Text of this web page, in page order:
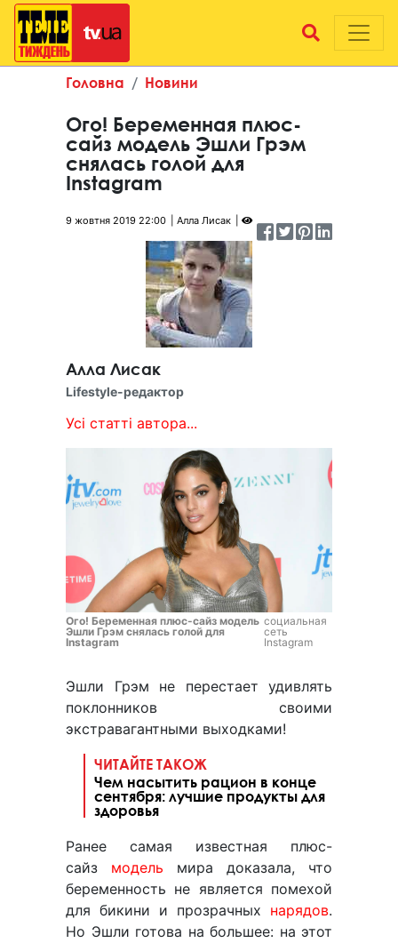
Головна Новини
Ого! Беременная плюс-
сайз модель Эшли Грэм
снялась голой для
Instagram
9 жовтня 2019 22:00 Алла Лисак
Алла Лисак
Lifestyle-редактор
Усі статті автора...
Ого! Беременная плюс-сайз модель
Эшли Грэм снялась голой для
Instagram
социальная
сеть
Instagram
Эшли Грэм не перестает удивлять
поклонников своими
экстравагантными выходками!
ЧИТАЙТЕ ТАКОЖ
Чем насытить рацион в конце
сентября: лучшие продукты для
здоровья
Ранее самая известная плюс-
сайз модель мира доказала, что
беременность не является помехой
для бикини и прозрачных нарядов.
Но Эшли готова на большее: на этот